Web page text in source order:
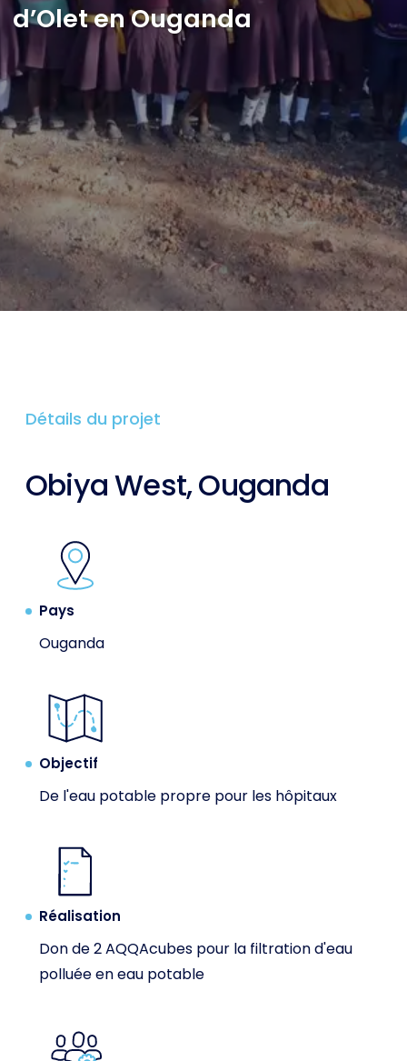
Shop
English
I want to help!
d’Olet en Ouganda
Détails du projet
Obiya West, Ouganda
Pays
Ouganda
Objectif
De l'eau potable propre pour les hôpitaux
Réalisation
Don de 2 AQQAcubes pour la filtration d'eau
polluée en eau potable